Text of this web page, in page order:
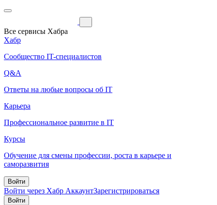
Все сервисы Хабра
Хабр
Сообщество IT-специалистов
Q&A
Ответы на любые вопросы об IT
Карьера
Профессиональное развитие в IT
Курсы
Обучение для смены профессии, роста в карьере и
саморазвития
Войти
Войти через Хабр АккаунтЗарегистрироваться
Войти